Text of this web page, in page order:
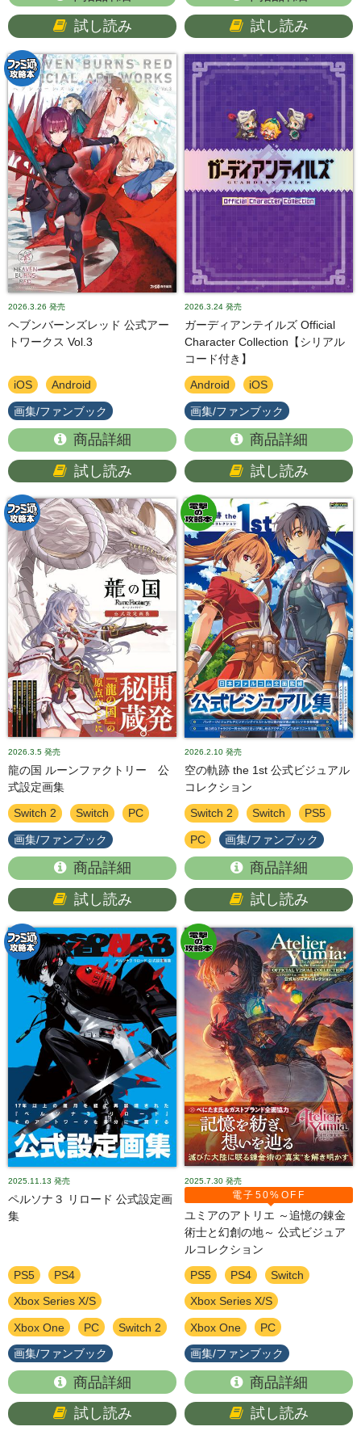
試し読み
試し読み
2026.3.26 発売
ヘブンバーンズレッド 公式アー
トワークス Vol.3
iOS Android
画集/ファンブック
商品詳細
試し読み
2026.3.24 発売
ガーディアンテイルズ Official
Character Collection【シリアル
コード付き】
Android iOS
画集/ファンブック
商品詳細
試し読み
2026.3.5 発売
龍の国 ルーンファクトリー 公
式設定画集
Switch 2 Switch PC
画集/ファンブック
商品詳細
試し読み
2026.2.10 発売
空の軌跡 the 1st 公式ビジュアル
コレクション
Switch 2 Switch PS5
PC 画集/ファンブック
商品詳細
試し読み
2025.11.13 発売
ペルソナ３ リロード 公式設定画
集
PS5 PS4
Xbox Series X/S
Xbox One PC Switch 2
画集/ファンブック
商品詳細
試し読み
2025.7.30 発売
電子50%OFF
ユミアのアトリエ ～追憶の錬金
術士と幻創の地～ 公式ビジュア
ルコレクション
PS5 PS4 Switch
Xbox Series X/S
Xbox One PC
画集/ファンブック
商品詳細
試し読み